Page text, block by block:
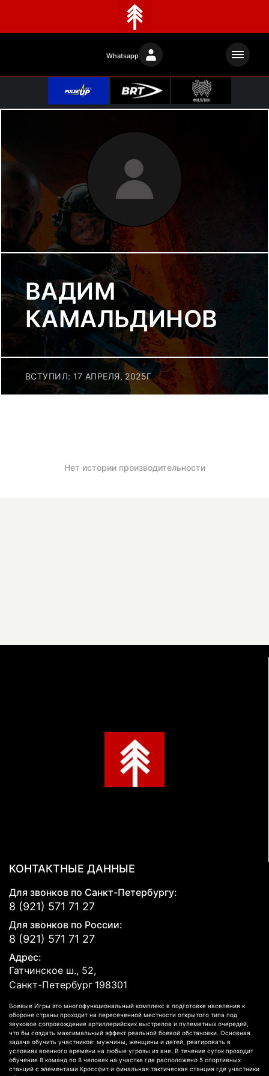
Whatsapp
ВАДИМ
КАМАЛЬДИНОВ
ВСТУПИЛ: 17 АПРЕЛЯ, 2025Г
Нет истории производительности
КОНТАКТНЫЕ ДАННЫЕ
Для звонков по Санкт-Петербургу:
8 (921) 571 71 27
Для звонков по России:
8 (921) 571 71 27
Адрес:
Гатчинское ш., 52,
Санкт-Петербург 198301
Боевые Игры это многофункциональный комплекс в подготовке населения к
обороне страны проходит на пересеченной местности открытого типа под
звуковое сопровождение артиллерийских выстрелов и пулеметных очередей,
что бы создать максимальный эффект реальной боевой обстановки. Основная
задача обучить участников: мужчины, женщины и детей, реагировать в
условиях военного времени на любые угрозы из вне. В течение суток проходит
обучение 8 команд по 8 человек на участке где расположено 5 спортивных
станций с элементами Кроссфит и финальная тактическая станция где участники